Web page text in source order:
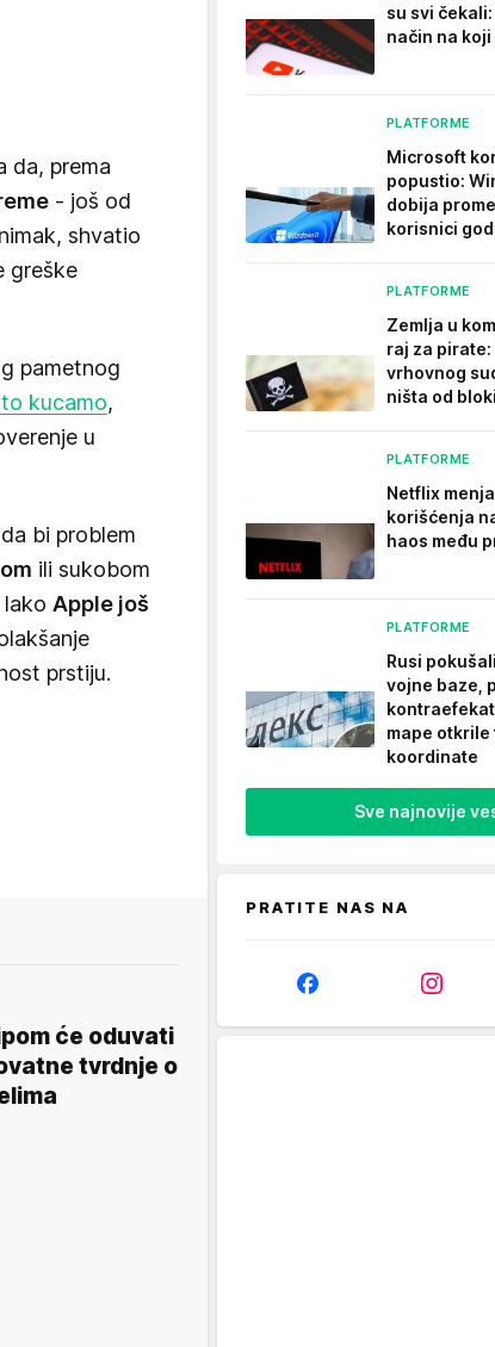
da, prema
- još od
shvatio
greške
pametnog
kucamo,
u
bi problem
ili sukobom
Apple još
prstiju.
će oduvati
tvrdnje o
su svi
način na
PLATFORME
Microsoft
popustio:
dobija
korisnici
PLATFORME
Zemlja u
raj za pirate:
vrhovnog
ništa od
PLATFORME
Netflix
korišćenja
haos među
PLATFORME
Rusi
vojne baze,
mape otkrile
koordinate
Sve najnovije
PRATITE NAS NA